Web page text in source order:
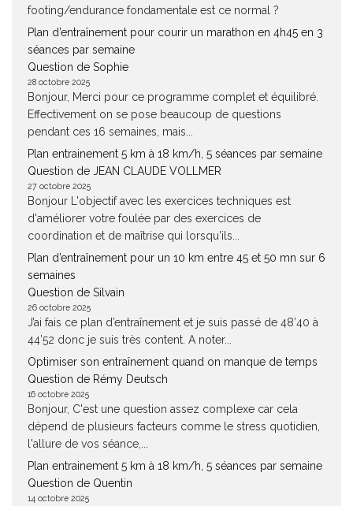
footing/endurance fondamentale est ce normal ?
Plan d’entraînement pour courir un marathon en 4h45 en 3
séances par semaine
Question de Sophie
28 octobre 2025
Bonjour, Merci pour ce programme complet et équilibré.
Effectivement on se pose beaucoup de questions
pendant ces 16 semaines, mais...
Plan entrainement 5 km à 18 km/h, 5 séances par semaine
Question de JEAN CLAUDE VOLLMER
27 octobre 2025
Bonjour L'objectif avec les exercices techniques est
d'améliorer votre foulée par des exercices de
coordination et de maîtrise qui lorsqu'ils...
Plan d’entraînement pour un 10 km entre 45 et 50 mn sur 6
semaines
Question de Silvain
26 octobre 2025
J’ai fais ce plan d’entraînement et je suis passé de 48’40 à
44’52 donc je suis très content. A noter...
Optimiser son entraînement quand on manque de temps
Question de Rémy Deutsch
16 octobre 2025
Bonjour, C'est une question assez complexe car cela
dépend de plusieurs facteurs comme le stress quotidien,
l'allure de vos séance,...
Plan entrainement 5 km à 18 km/h, 5 séances par semaine
Question de Quentin
14 octobre 2025